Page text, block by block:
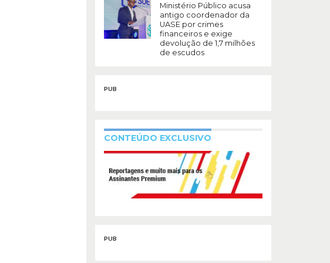
Ministério Público acusa
antigo coordenador da
UASE por crimes
financeiros e exige
devolução de 1,7 milhões
de escudos
PUB
CONTEÚDO EXCLUSIVO
PUB